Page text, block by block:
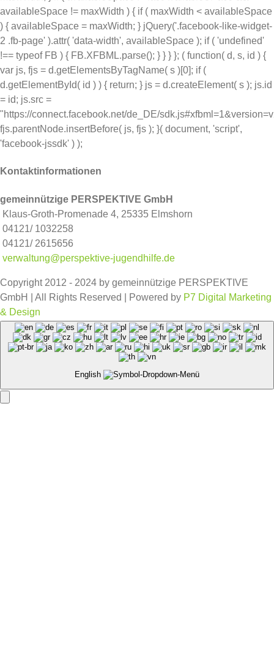
availableSpace != maxWidth ) { if ( maxWidth < availableSpace
) { availableSpace = maxWidth; } jQuery('.facebook-like-widget-
2 .fb-page' ).attr( 'data-width', availableSpace ); if ( 'undefined'
!== typeof FB ) { FB.XFBML.parse(); } } } }; ( function( d, s, id ) {
var js, fjs = d.getElementsByTagName( s )[0]; if (
d.getElementById( id ) ) { return; } js = d.createElement( s ); js.id
= id; js.src =
"https://connect.facebook.net/de_DE/
fjs.parentNode.insertBefore( js, fjs ); }( document, 'script',
'facebook-jssdk' ) );
Kontaktinformationen
gemeinnützige PERSPEKTIVE GmbH
Klaus-Groth-Promenade 4, 25335 Elmshorn
04121/ 1032258
04121/ 2615656
verwaltung@perspektive-jugendhilfe.de
Copyright 2012 - 2024 by gemeinnützige PERSPEKTIVE
GmbH | All Rights Reserved | Powered by P7 Digital Marketing
& Design
Facebook
Instagram
English